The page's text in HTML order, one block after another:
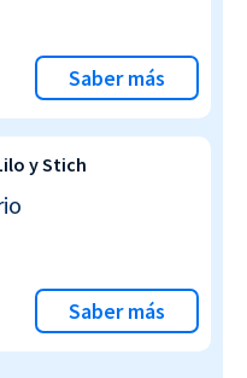
Saber más
y Stich
Saber más